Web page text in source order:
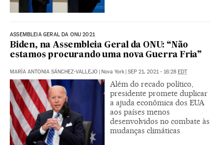
ASSEMBLEIA GERAL DA ONU 2021
Biden, na Assembleia Geral da ONU: “Não
estamos procurando uma nova Guerra Fria”
MARÍA ANTONIA SÁNCHEZ-VALLEJO Nova York SEP 21, 2021 - 16:28 EDT
Além do recado político,
presidente promete duplicar
a ajuda econômica dos EUA
aos países menos
desenvolvidos no combate às
mudanças climáticas